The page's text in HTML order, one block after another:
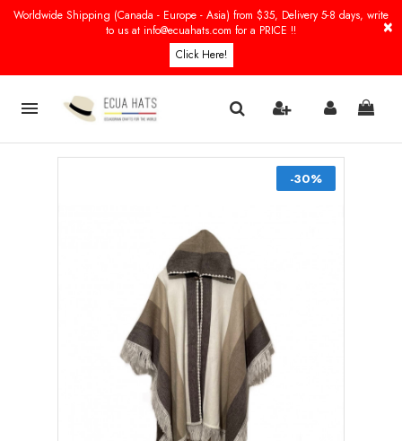
×
Worldwide Shipping (Canada - Europe - Asia) from $35, Delivery 5-8 days, write
to us at info@ecuahats.com for a PRICE !!
Click Here!

-30%